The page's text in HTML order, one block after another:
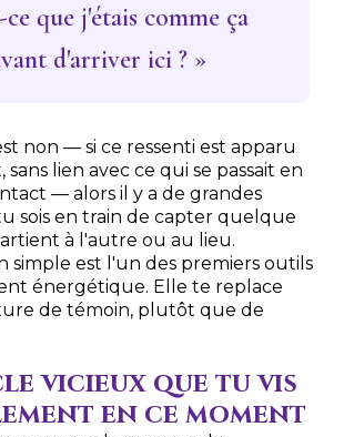
ce que j'étais comme ça
d'arriver ici ? »
non — si ce ressenti est apparu
lien avec ce qui se passait en
— alors il y a de grandes
sois en train de capter quelque
à l'autre ou au lieu.
simple est l'un des premiers outils
énergétique. Elle te replace
de témoin, plutôt que de
vicieux que tu vis
en ce moment